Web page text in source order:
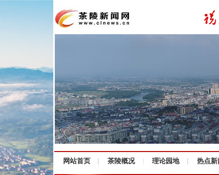
网站首页 茶陵概况 理论园地 热点新